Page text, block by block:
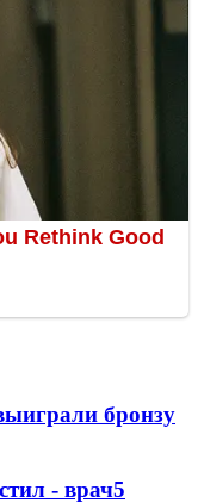
бронзу
- врач5